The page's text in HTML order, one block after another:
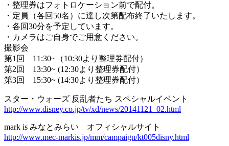
・整理券はフォトロケーション前で配付。
・定員（各回50名）に達し次第配布終了いたします。
・各回30分を予定しています。
・カメラはご自身でご用意ください。
撮影会
第1回 11:30~（10:30より整理券配付）
第2回 13:30~ (12:30より整理券配付）
第3回 15:30~ (14:30より整理券配付）
スター・ウォーズ 反乱者たち スペシャルイベント
http://www.disney.co.jp/tv/xd/news/20141121_02.html
mark is みなとみらい オフィシャルサイト
http://www.mec-markis.jp/mm/campaign/kt005disny.html